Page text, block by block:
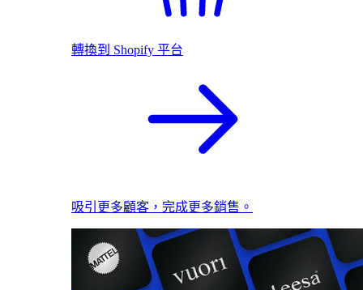
轉換到 Shopify 平台
吸引更多顧客，完成更多銷售。